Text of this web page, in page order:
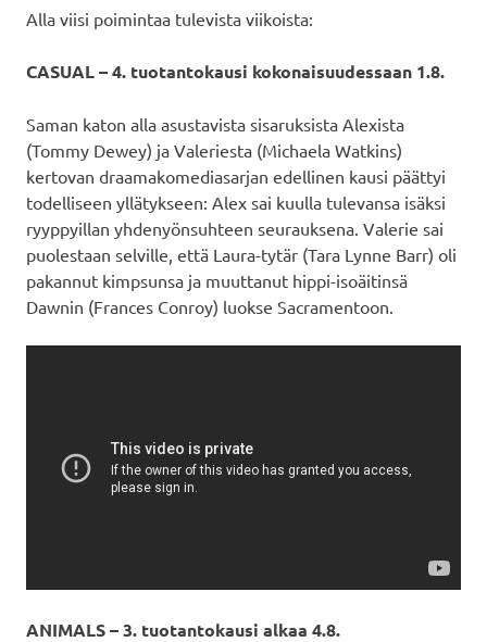
Alla viisi poimintaa tulevista viikoista:
CASUAL – 4. tuotantokausi kokonaisuudessaan 1.8.
Saman katon alla asustavista sisaruksista Alexista
(Tommy Dewey) ja Valeriesta (Michaela Watkins)
kertovan draamakomediasarjan edellinen kausi päättyi
todelliseen yllätykseen: Alex sai kuulla tulevansa isäksi
ryyppyillan yhdenyönsuhteen seurauksena. Valerie sai
puolestaan selville, että Laura-tytär (Tara Lynne Barr) oli
pakannut kimpsunsa ja muuttanut hippi-isoäitinsä
Dawnin (Frances Conroy) luokse Sacramentoon.
ANIMALS – 3. tuotantokausi alkaa 4.8.